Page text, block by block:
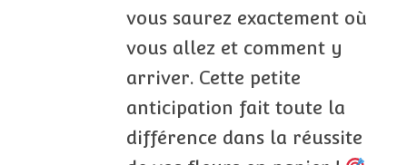
vous saurez exactement où
vous allez et comment y
arriver. Cette petite
anticipation fait toute la
différence dans la réussite